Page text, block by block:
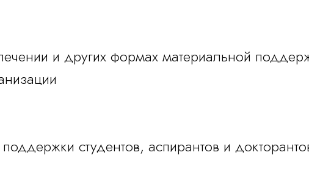
и других формах материальной
студентов, аспирантов и